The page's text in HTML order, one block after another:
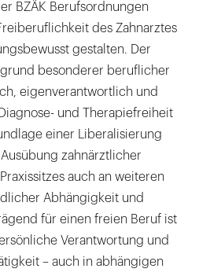
BZÄK Berufsordnungen
des Zahnarztes
gestalten. Der
besonderer beruflicher
eigenverantwortlich und
und Therapiefreiheit
einer Liberalisierung
zahnärztlicher
auch an weiteren
Abhängigkeit und
für einen freien Beruf ist
Verantwortung und
– auch in abhängigen